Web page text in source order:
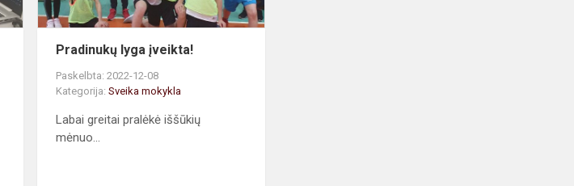
Pradinukų lyga įveikta!
Paskelbta: 2022-12-08
Kategorija:Sveika mokykla
Labai greitai pralėkė iššūkių
mėnuo...